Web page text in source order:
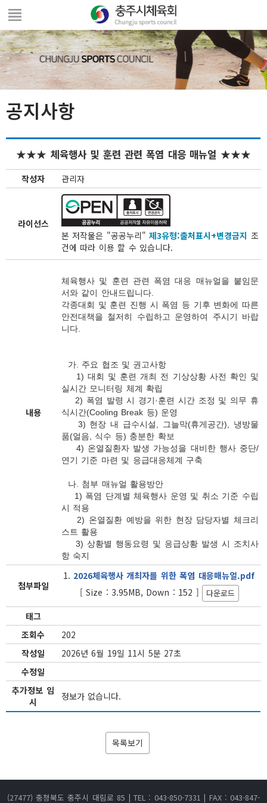
공지사항
★★★ 체육행사 및 훈련 관련 폭염 대응 매뉴얼 ★★★
작성자 관리자
라이선스
본 저작물은 "공공누리"제3유형:출처표시+변경금지 조
건에 따라 이용 할 수 있습니다.
내용
체육행사 및 훈련 관련 폭염 대응 매뉴얼을 붙임문
서와 같이 안내드립니다.
각종대회 및 훈련 진행 시 폭염 등 기후 변화에 따른
안전대책을 철저히 수립하고 운영하여 주시기 바랍
니다.
실시간 모니터링 체계 확립
식시간(Cooling Break 등) 운영
품(얼음, 식수 등) 충분한 확보
연기 기준 마련 및 응급대응체계 구축
시 적용
스트 활용
첨부파일
2026체육행사 개최자를 위한 폭염 대응매뉴얼.pdf
[ Size : 3.95MB, Down : 152 ]
다운로드
태그
조회수
202
작성일
2026년 6월 19일 11시 5분 27초
수정일
추가정보 임
시
정보가 없습니다.
목록보기
(27477) 충청북도 충주시 대림로 85 | TEL : 043-850-7331 | FAX : 043-847-